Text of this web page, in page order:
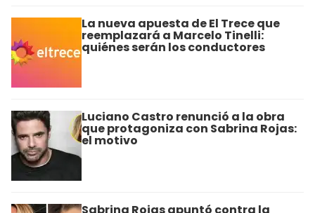
La nueva apuesta de El Trece que
reemplazará a Marcelo Tinelli:
quiénes serán los conductores
Luciano Castro renunció a la obra
que protagoniza con Sabrina Rojas:
el motivo